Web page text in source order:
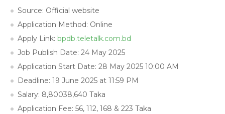
Source: Official website
Application Method: Online
Apply Link: bpdb.teletalk.com.bd
Job Publish Date: 24 May 2025
Application Start Date: 28 May 2025 10:00 AM
Deadline: 19 June 2025 at 11:59 PM
Salary: 8,80038,640 Taka
Application Fee: 56, 112, 168 & 223 Taka